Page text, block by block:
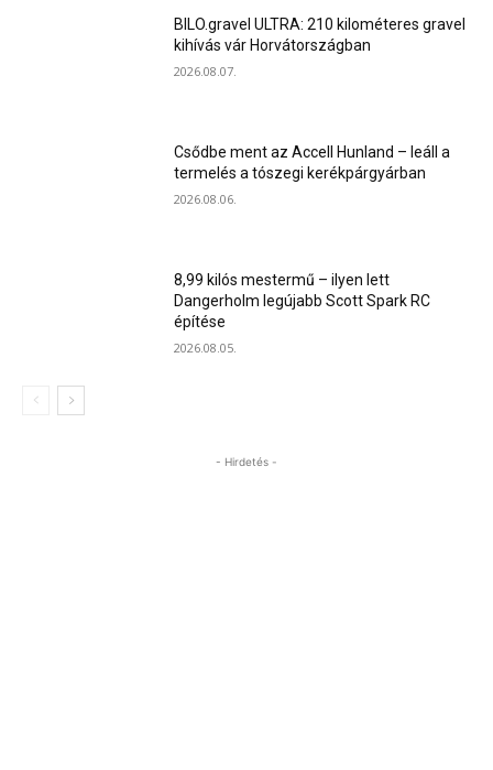
BILO.gravel ULTRA: 210 kilométeres gravel
kihívás vár Horvátországban
2026.08.07.
Csődbe ment az Accell Hunland – leáll a
termelés a tószegi kerékpárgyárban
2026.08.06.
8,99 kilós mestermű – ilyen lett
Dangerholm legújabb Scott Spark RC
építése
2026.08.05.
- Hirdetés -